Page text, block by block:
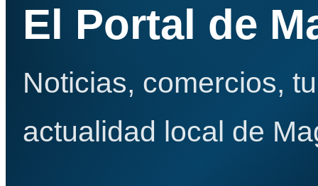
El Portal de
Noticias, comercios,
actualidad local de